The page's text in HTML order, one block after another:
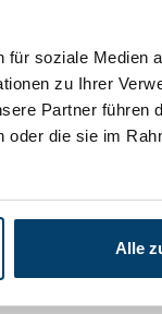
soziale Medien
zu Ihrer
Partner führen
oder die sie im
Alle